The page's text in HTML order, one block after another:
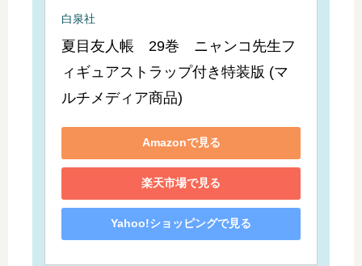
白泉社
夏目友人帳　29巻　ニャンコ先生フ
ィギュアストラップ付き特装版 (マ
ルチメディア商品)
Amazonで見る
楽天市場で見る
Yahoo!ショッピングで見る